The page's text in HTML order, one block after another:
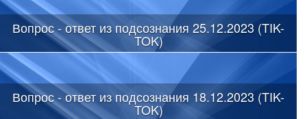
Вопрос - ответ из подсознания 25.12.2023 (TIK-
TOK)
Вопрос - ответ из подсознания 18.12.2023 (TIK-
TOK)